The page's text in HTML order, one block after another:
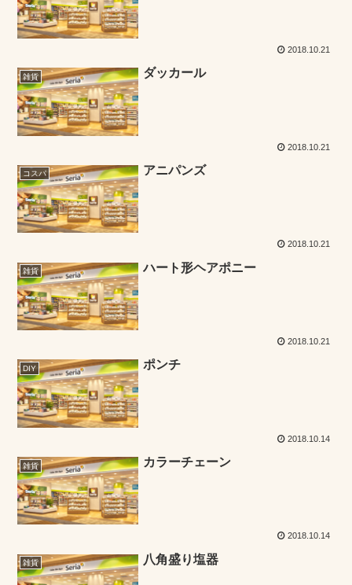
2018.10.21
雑貨 ダッカール
2018.10.21
コスパ アニパンズ
2018.10.21
雑貨 ハート形ヘアポニー
2018.10.21
DIY ポンチ
2018.10.14
雑貨 カラーチェーン
2018.10.14
雑貨 八角盛り塩器